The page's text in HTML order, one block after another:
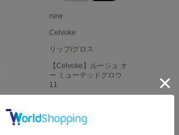
new
Celvoke
リップ/グロス
【Celvoke】ルージュ オ
ー ミューテッドグロウ
11
VIEW MORE